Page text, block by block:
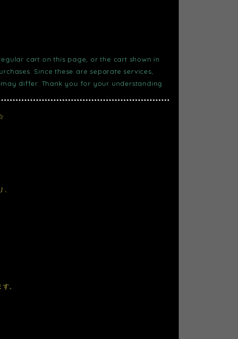
cart on this page, or the cart shown in
Since these are separate services,
differ. Thank you for your understanding.
。